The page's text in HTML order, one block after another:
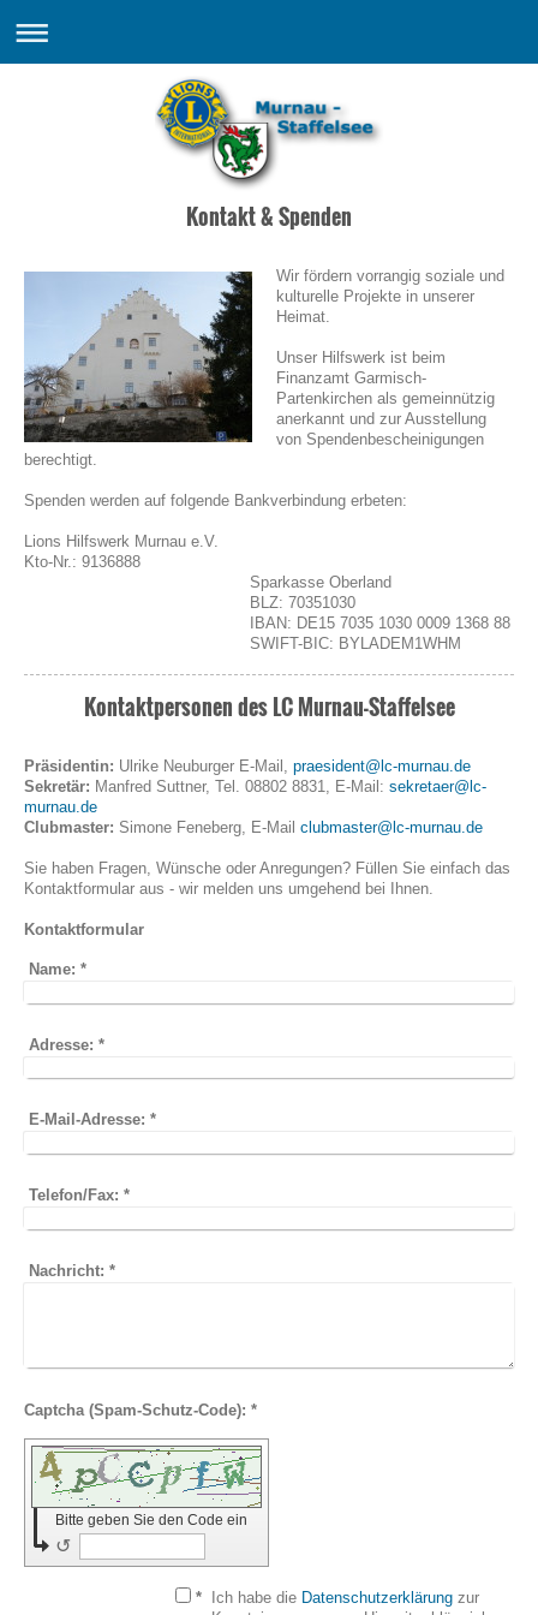
Kontakt & Spenden
Wir fördern vorrangig soziale und
kulturelle Projekte in unserer
Heimat.
Unser Hilfswerk ist beim
Finanzamt Garmisch-
Partenkirchen als gemeinnützig
anerkannt und zur Ausstellung
von Spendenbescheinigungen
berechtigt.
Spenden werden auf folgende Bankverbindung erbeten:
Lions Hilfswerk Murnau e.V.
Kto-Nr.: 9136888
Sparkasse Oberland
BLZ: 70351030
IBAN: DE15 7035 1030 0009 1368 88
SWIFT-BIC: BYLADEM1WHM
Kontaktpersonen des LC Murnau-Staffelsee
Präsidentin: Ulrike Neuburger E-Mail, praesident@lc-murnau.de
Sekretär: Manfred Suttner, Tel. 08802 8831, E-Mail: sekretaer@lc-
murnau.de
Clubmaster: Simone Feneberg, E-Mail clubmaster@lc-murnau.de
Sie haben Fragen, Wünsche oder Anregungen? Füllen Sie einfach das
Kontaktformular aus - wir melden uns umgehend bei Ihnen.
Kontaktformular
Name: *
Adresse: *
E-Mail-Adresse: *
Telefon/Fax: *
Nachricht: *
Captcha (Spam-Schutz-Code): *
Bitte geben Sie den Code ein
↺
* Ich habe die Datenschutzerklärung zur